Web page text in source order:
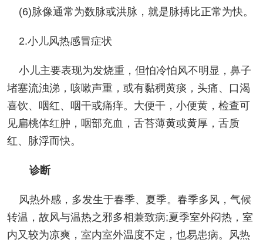
(6)脉像通常为数脉或洪脉，就是脉搏比正常为快。
2.小儿风热感冒症状
小儿主要表现为发烧重，但怕冷怕风不明显，鼻子
堵塞流浊涕，咳嗽声重，或有黏稠黄痰，头痛、口渴
喜饮、咽红、咽干或痛痒。大便干，小便黄，检查可
见扁桃体红肿，咽部充血，舌苔薄黄或黄厚，舌质
红、脉浮而快。
诊断
风热外感，多发生于春季、夏季。春季多风，气候
转温，故风与温热之邪多相兼致病;夏季室外闷热，室
内又较为凉爽，室内室外温度不定，也易患病。风热